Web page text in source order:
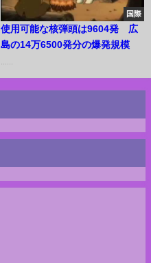
国際
使用可能な核弾頭は9604発 広
島の14万6500発分の爆発規模